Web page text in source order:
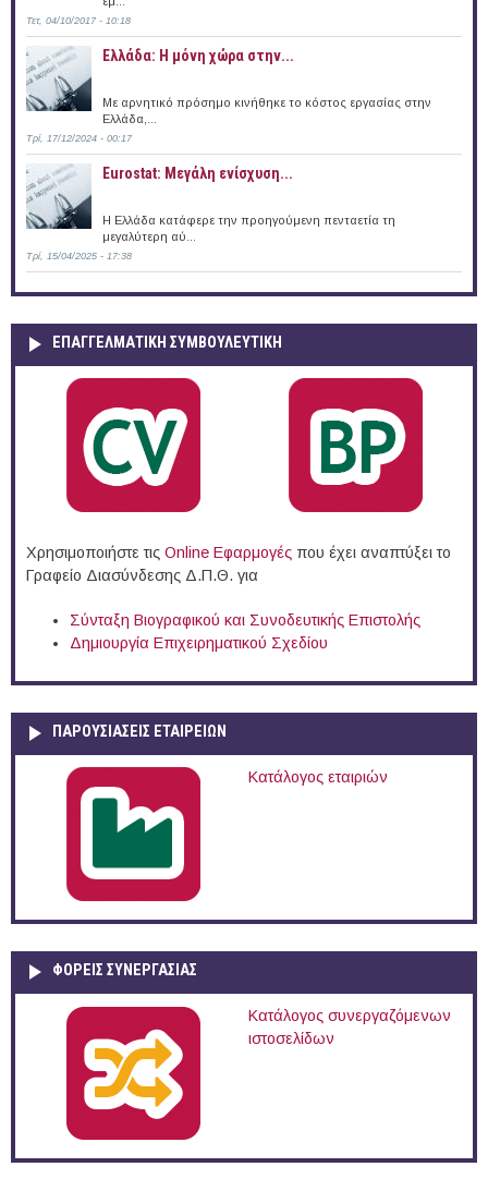
Τετ, 04/10/2017 - 10:18
Ελλάδα: Η μόνη χώρα στην...
Με αρνητικό πρόσημο κινήθηκε το κόστος εργασίας στην
Ελλάδα,...
Τρί, 17/12/2024 - 00:17
Eurostat: Μεγάλη ενίσχυση...
H Ελλάδα κατάφερε την προηγούμενη πενταετία τη
μεγαλύτερη αύ...
Τρί, 15/04/2025 - 17:38
ΕΠΑΓΓΕΛΜΑΤΙΚΉ ΣΥΜΒΟΥΛΕΥΤΙΚΉ
Χρησιμοποιήστε τις Online Eφαρμογές που έχει αναπτύξει το
Γραφείο Διασύνδεσης Δ.Π.Θ. για
Σύνταξη Βιογραφικού και Συνοδευτικής Επιστολής
Δημιουργία Επιχειρηματικού Σχεδίου
ΠΑΡΟΥΣΙΆΣΕΙΣ ΕΤΑΙΡΕΙΏΝ
Κατάλογος εταιριών
ΦΟΡΕΙΣ ΣΥΝΕΡΓΑΣΙΑΣ
Κατάλογος συνεργαζόμενων
ιστοσελίδων